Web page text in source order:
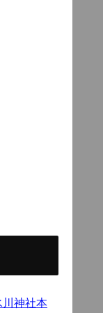
神社本